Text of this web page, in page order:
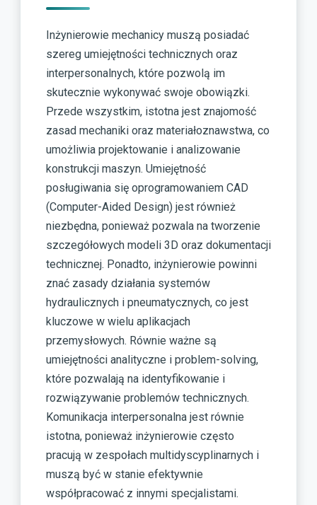
Inżynierowie mechanicy muszą posiadać
szereg umiejętności technicznych oraz
interpersonalnych, które pozwolą im
skutecznie wykonywać swoje obowiązki.
Przede wszystkim, istotna jest znajomość
zasad mechaniki oraz materiałoznawstwa, co
umożliwia projektowanie i analizowanie
konstrukcji maszyn. Umiejętność
posługiwania się oprogramowaniem CAD
(Computer-Aided Design) jest również
niezbędna, ponieważ pozwala na tworzenie
szczegółowych modeli 3D oraz dokumentacji
technicznej. Ponadto, inżynierowie powinni
znać zasady działania systemów
hydraulicznych i pneumatycznych, co jest
kluczowe w wielu aplikacjach
przemysłowych. Równie ważne są
umiejętności analityczne i problem-solving,
które pozwalają na identyfikowanie i
rozwiązywanie problemów technicznych.
Komunikacja interpersonalna jest równie
istotna, ponieważ inżynierowie często
pracują w zespołach multidyscyplinarnych i
muszą być w stanie efektywnie
współpracować z innymi specjalistami.